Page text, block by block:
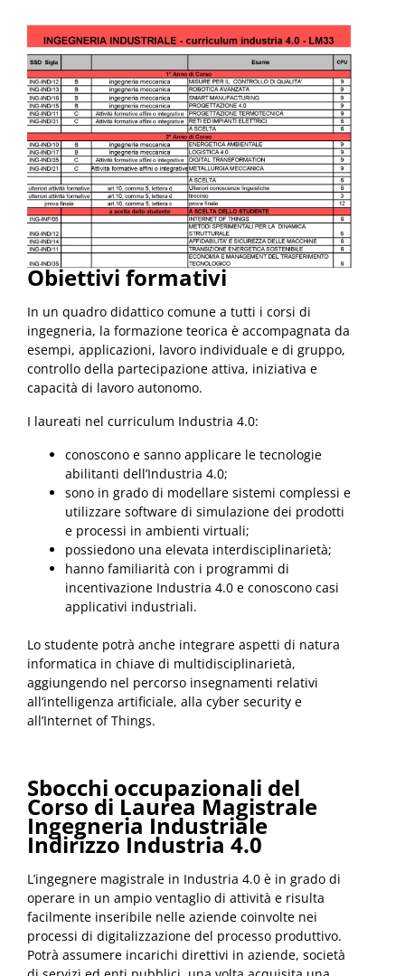
Obiettivi formativi
In un quadro didattico comune a tutti i corsi di
ingegneria, la formazione teorica è accompagnata da
esempi, applicazioni, lavoro individuale e di gruppo,
controllo della partecipazione attiva, iniziativa e
capacità di lavoro autonomo.
I laureati nel curriculum Industria 4.0:
conoscono e sanno applicare le tecnologie
abilitanti dell’Industria 4.0;
sono in grado di modellare sistemi complessi e
utilizzare software di simulazione dei prodotti
e processi in ambienti virtuali;
possiedono una elevata interdisciplinarietà;
hanno familiarità con i programmi di
incentivazione Industria 4.0 e conoscono casi
applicativi industriali.
Lo studente potrà anche integrare aspetti di natura
informatica in chiave di multidisciplinarietà,
aggiungendo nel percorso insegnamenti relativi
all’intelligenza artificiale, alla cyber security e
all’Internet of Things.
Sbocchi occupazionali del
Corso di Laurea Magistrale
Ingegneria Industriale
Indirizzo Industria 4.0
L’ingegnere magistrale in Industria 4.0 è in grado di
operare in un ampio ventaglio di attività e risulta
facilmente inseribile nelle aziende coinvolte nei
processi di digitalizzazione del processo produttivo.
Potrà assumere incarichi direttivi in aziende, società